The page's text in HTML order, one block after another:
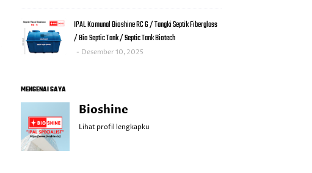
IPAL Komunal Bioshine RC 6 / Tangki Septik Fiberglass
/ Bio Septic Tank / Septic Tank Biotech
Desember 10, 2025
MENGENAI SAYA
Bioshine
Lihat profil lengkapku